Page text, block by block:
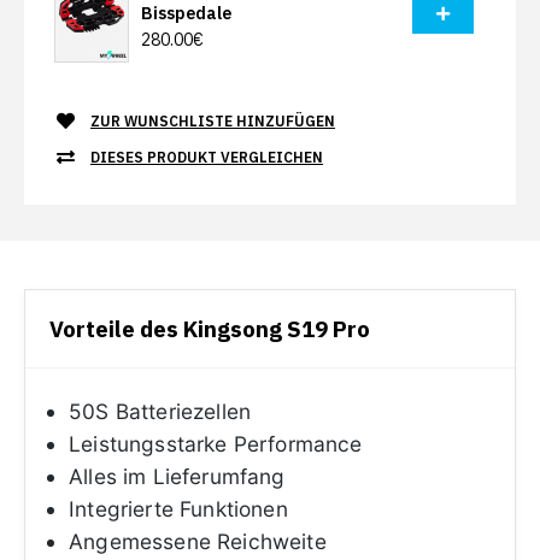
Bisspedale
280.00€
ZUR WUNSCHLISTE HINZUFÜGEN
DIESES PRODUKT VERGLEICHEN
Vorteile des Kingsong S19 Pro
50S Batteriezellen
Leistungsstarke Performance
Alles im Lieferumfang
Integrierte Funktionen
Angemessene Reichweite